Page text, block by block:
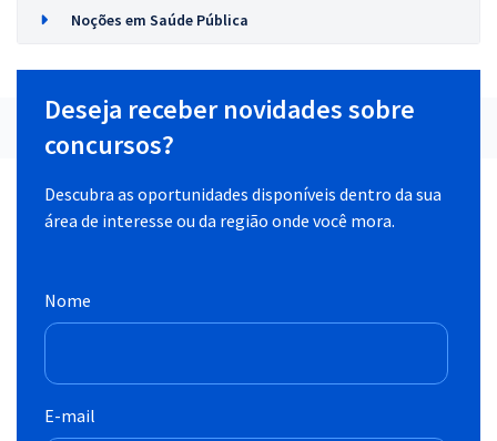
Noções em Saúde Pública
Deseja receber novidades sobre
concursos?
Descubra as oportunidades disponíveis dentro da sua
área de interesse ou da região onde você mora.
Nome
E-mail